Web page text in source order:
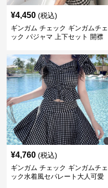
¥4,450 (税込)
ギンガム チェック ギンガムチェ
ック パジャマ 上下セット 開襟
¥4,760 (税込)
ギンガム チェック ギンガムチェ
ック水着風セパレート大人可愛